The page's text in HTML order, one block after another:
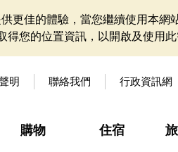
佳的體驗，當您繼續使用本網
您的位置資訊，以開啟及使用此
明 聯絡我們 行政資訊網
購物 住宿